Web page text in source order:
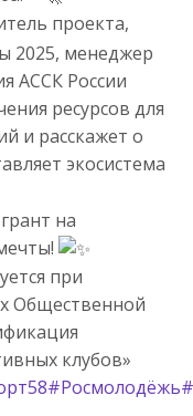
проекта,
2025, менеджер
АССК России
ресурсов для
и расскажет о
экосистема
на
при
Общественной
клубов»
#Росмолодёжь